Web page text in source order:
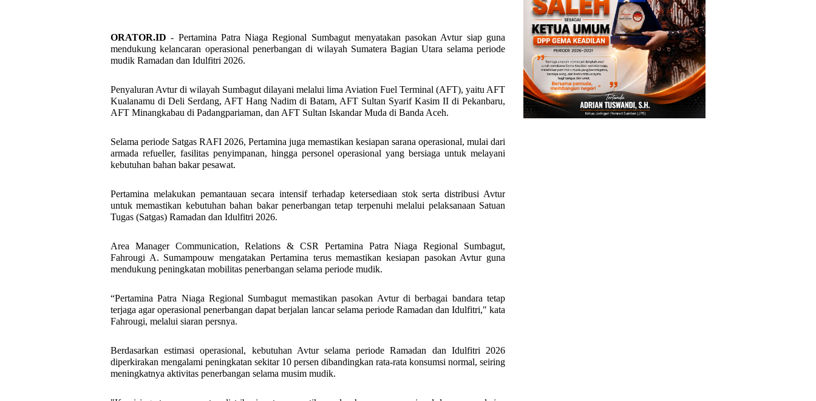
ORATOR.ID - Pertamina Patra Niaga Regional Sumbagut menyatakan pasokan Avtur siap guna
mendukung kelancaran operasional penerbangan di wilayah Sumatera Bagian Utara selama periode
mudik Ramadan dan Idulfitri 2026.
Penyaluran Avtur di wilayah Sumbagut dilayani melalui lima Aviation Fuel Terminal (AFT), yaitu AFT
Kualanamu di Deli Serdang, AFT Hang Nadim di Batam, AFT Sultan Syarif Kasim II di Pekanbaru,
AFT Minangkabau di Padangpariaman, dan AFT Sultan Iskandar Muda di Banda Aceh.
Selama periode Satgas RAFI 2026, Pertamina juga memastikan kesiapan sarana operasional, mulai dari
armada refueller, fasilitas penyimpanan, hingga personel operasional yang bersiaga untuk melayani
kebutuhan bahan bakar pesawat.
Pertamina melakukan pemantauan secara intensif terhadap ketersediaan stok serta distribusi Avtur
untuk memastikan kebutuhan bahan bakar penerbangan tetap terpenuhi melalui pelaksanaan Satuan
Tugas (Satgas) Ramadan dan Idulfitri 2026.
Area Manager Communication, Relations & CSR Pertamina Patra Niaga Regional Sumbagut,
Fahrougi A. Sumampouw mengatakan Pertamina terus memastikan kesiapan pasokan Avtur guna
mendukung peningkatan mobilitas penerbangan selama periode mudik.
“Pertamina Patra Niaga Regional Sumbagut memastikan pasokan Avtur di berbagai bandara tetap
terjaga agar operasional penerbangan dapat berjalan lancar selama periode Ramadan dan Idulfitri," kata
Fahrougi, melalui siaran persnya.
Berdasarkan estimasi operasional, kebutuhan Avtur selama periode Ramadan dan Idulfitri 2026
diperkirakan mengalami peningkatan sekitar 10 persen dibandingkan rata-rata konsumsi normal, seiring
meningkatnya aktivitas penerbangan selama musim mudik.